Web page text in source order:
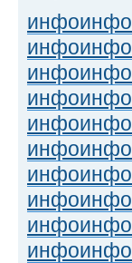
инфоинфо
инфоинфо
инфоинфо
инфоинфо
инфоинфо
инфоинфо
инфоинфо
инфоинфо
инфоинфо
инфоинфо